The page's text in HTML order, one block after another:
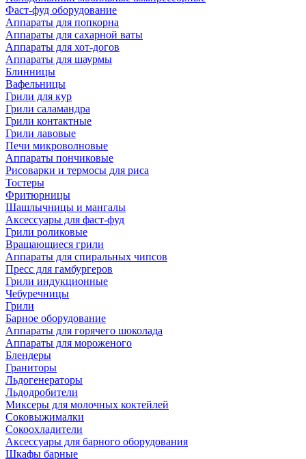
Фаст-фуд оборудование
Аппараты для попкорна
Аппараты для сахарной ваты
Аппараты для хот-догов
Аппараты для шаурмы
Блинницы
Вафельницы
Грили для кур
Грили саламандра
Грили контактные
Грили лавовые
Печи микроволновые
Аппараты пончиковые
Рисоварки и термосы для риса
Тостеры
Фритюрницы
Шашлычницы и мангалы
Аксессуары для фаст-фуд
Грили роликовые
Вращающиеся грили
Аппараты для спиральных чипсов
Пресс для гамбургеров
Грили индукционные
Чебуречницы
Грили
Барное оборудование
Аппараты для горячего шоколада
Аппараты для мороженого
Блендеры
Граниторы
Льдогенераторы
Льдодробители
Миксеры для молочных коктейлей
Соковыжималки
Сокоохладители
Аксессуары для барного оборудования
Шкафы барные